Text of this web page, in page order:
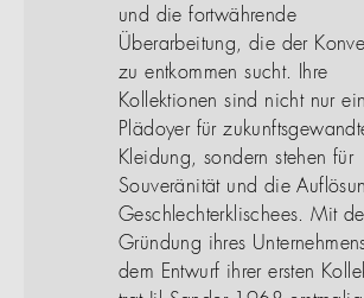
und die fortwährende
Überarbeitung, die der
zu entkommen sucht. Ihre
Kollektionen sind nicht nur ein
Plädoyer für
Kleidung, sondern stehen für
Souveränität und die
Geschlechterklischees. Mit
Gründung ihres
dem Entwurf ihrer ersten